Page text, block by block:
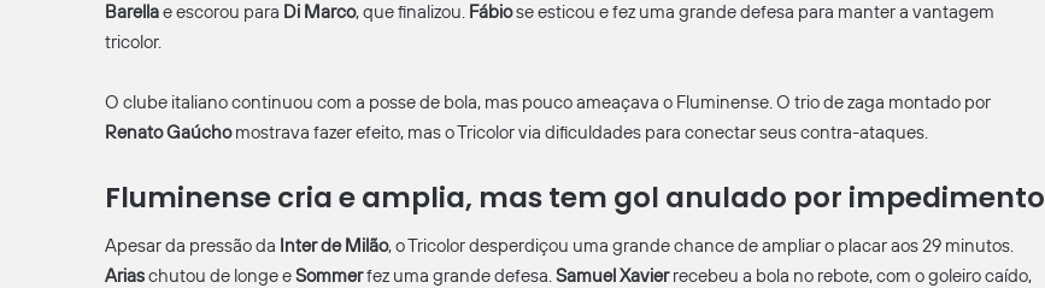
Barellae escorou para Di Marco, que finalizou. Fábiose esticou e fez uma grande defesa para manter a vantagem
tricolor.
O clube italiano continuou com a posse de bola, mas pouco ameaçava o Fluminense. O trio de zaga montado por
Renato Gaúchomostrava fazer efeito, mas o Tricolor via dificuldades para conectar seus contra-ataques.
Fluminense cria e amplia, mas tem gol anulado por impedimento
Apesar da pressão da Inter de Milão, o Tricolor desperdiçou uma grande chance de ampliar o placar aos 29 minutos.
Ariaschutou de longe eSommerfez uma grande defesa.Samuel Xavierrecebeu a bola no rebote, com o goleiro caído,